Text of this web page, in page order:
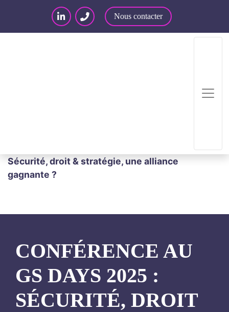
Nous contacter
Sécurité, droit & stratégie, une alliance
gagnante ?
CONFÉRENCE AU
GS DAYS 2025 :
SÉCURITÉ, DROIT